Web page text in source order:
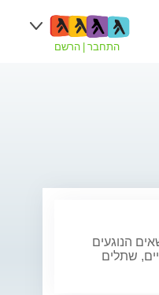
התחבר הרשם
הנוגעים
שתלים